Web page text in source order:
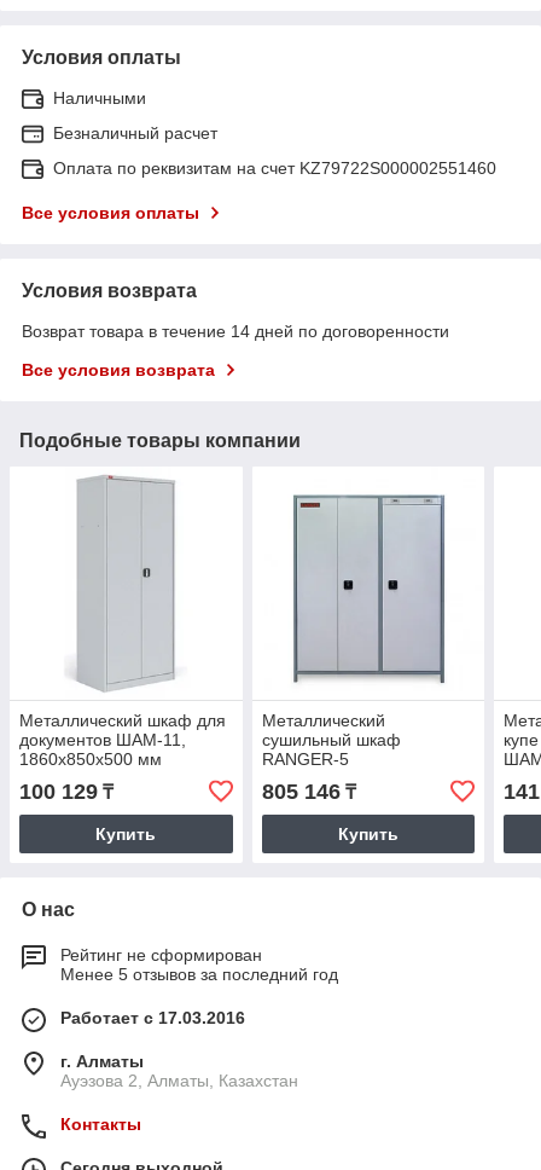
Условия оплаты
Наличными
Безналичный расчет
Оплата по реквизитам на счет KZ79722S000002551460
Все условия оплаты
Условия возврата
Возврат товара в течение 14 дней по договоренности
Все условия возврата
Подобные товары компании
Металлический шкаф для
документов ШАМ-11,
1860х850х500 мм
100 129 ₸
Купить
Металлический
сушильный шкаф
RANGER-5
805 146₸
Купить
О нас
Рейтинг не сформирован
Менее 5 отзывов за последний год
Работает с 17.03.2016
г. Алматы
Ауэзова 2, Алматы, Казахстан
Контакты